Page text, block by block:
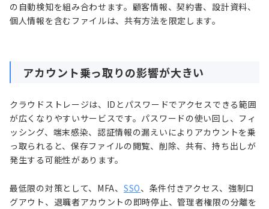
の自動検知を組み合わせます。顧客情報、契約書、設計資料、
個人情報を含むファイルは、共有方法を限定します。
アカウント乗っ取りの影響が大きい
クラウドストレージは、IDとパスワードでアクセスできる範囲
が広くなりやすいサービスです。パスワードの使い回し、フィ
ッシング、端末感染、認証情報の漏えいによりアカウントを乗
っ取られると、保存ファイルの閲覧、削除、共有、持ち出しが
発生する可能性があります。
最低限の対策として、MFA、 SSO、条件付きアクセス、強制ロ
グアウト、退職者アカウントの即時停止、管理者権限の分離を